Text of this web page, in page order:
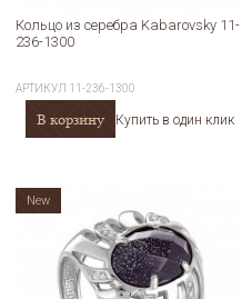
Кольцо из серебра Kabarovsky 11-
236-1300
АРТИКУЛ 11-236-1300
В корзину Купить в один клик
New